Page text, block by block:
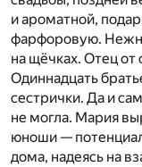
и ароматной,
фарфоровую.
на щёчках. Отец от
Одиннадцать
сестрички. Да и
не могла. Мария
юноши —
дома, надеясь на